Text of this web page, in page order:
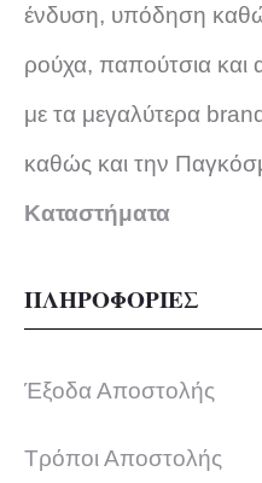
ένδυση, υπόδηση
ρούχα, παπούτσια και
με τα μεγαλύτερα
καθώς και την
Καταστήματα
ΠΛΗΡΟΦΟΡΙΕΣ
Έξοδα Αποστολής
Τρόποι Αποστολής